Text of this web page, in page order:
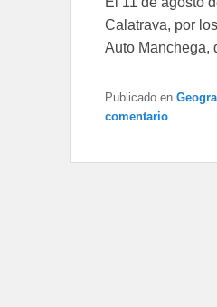
Calatrava, por
Auto Manchega,
Publicado en
comentario